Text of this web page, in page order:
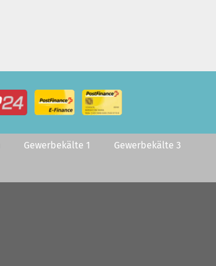
Gewerbekälte 1 Gewerbekälte 3